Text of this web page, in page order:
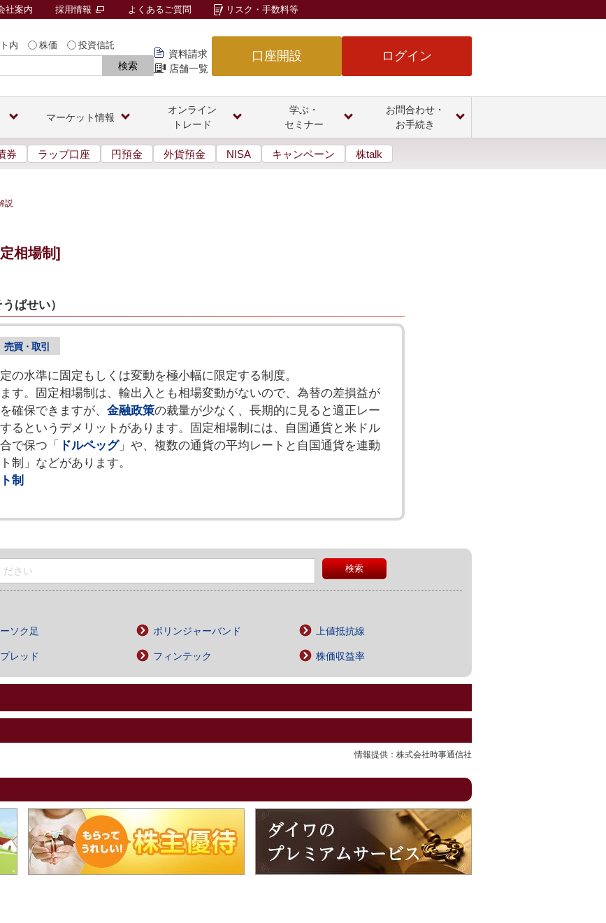
内 株価 投資信託
検索
資料請求
店舗一覧
口座開設 ログイン
社案内 採用情報 よくあるご質問 リスク・手数料等
マーケット情報
オンライン
トレード
学ぶ・
セミナー
お問合わせ・
お手続き
券 ラップ口座 円預金 外貨預金 NISA キャンペーン 株talk
説
相場制]
うばせい）
売買・取引
の水準に固定もしくは変動を極小幅に限定する制度。
ます。固定相場制は、輸出入とも相場変動がないので、為替の差損益が
確保できますが、 金融政策の裁量が少なく、長期的に見ると適正レー
るというデメリットがあります。固定相場制には、自国通貨と米ドル
で保つ「
ドルペッグ」や、複数の通貨の平均レートと自国通貨を連動
制」などがあります。
制
ソク足 ボリンジャーバンド 上値抵抗線
レッド フィンテック 株価収益率
情報提供：株式会社時事通信社